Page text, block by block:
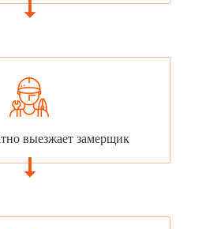
выезжает замерщик